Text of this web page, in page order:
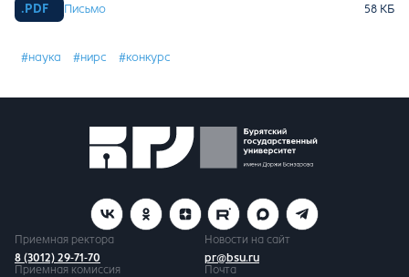
Письмо
#наука #нирс #конкурс
Приемная ректора
8 (3012) 29-71-70
Новости на сайт
pr@bsu.ru
Приемная комиссия
Почта